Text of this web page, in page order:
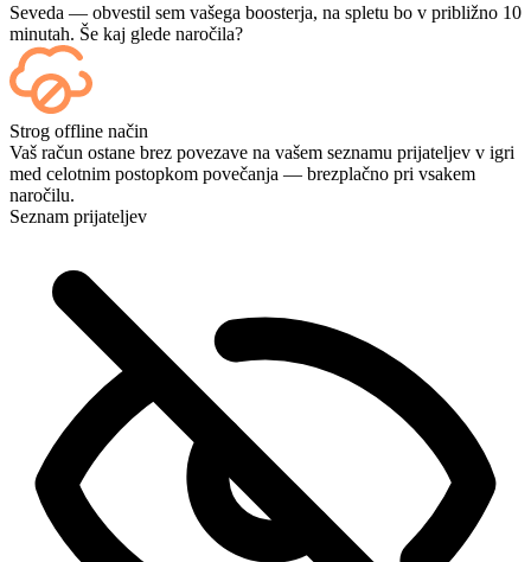
Seveda — obvestil sem vašega boosterja, na spletu bo v približno 10
minutah. Še kaj glede naročila?
Seveda — vsaka tekma se prikaže na vaši nadzorni plošči takoj, ko
se konča, če pa si želite igre ogledati v živo, ob zaključku nakupa
dodajte možnost pretakanja (Streaming).
Strog offline način
Vaš račun ostane brez povezave na vašem seznamu prijateljev v igri
med celotnim postopkom povečanja — brezplačno pri vsakem
naročilu.
Seznam prijateljev